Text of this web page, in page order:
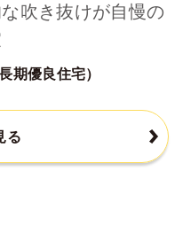
吹き抜けが自慢の
優良住宅）
る